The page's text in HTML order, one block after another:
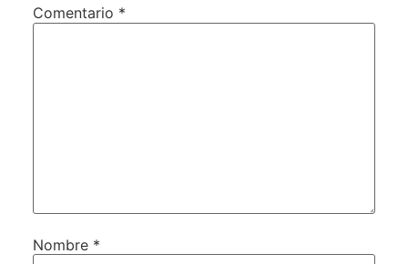
Comentario *
Nombre *